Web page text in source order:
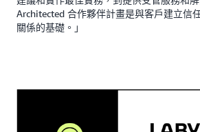
Architected 合作夥伴計畫是與客戶建立信
關係的基礎。」